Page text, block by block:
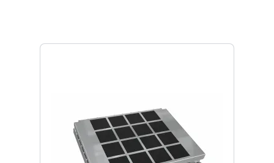
Produktgalerie überspringen